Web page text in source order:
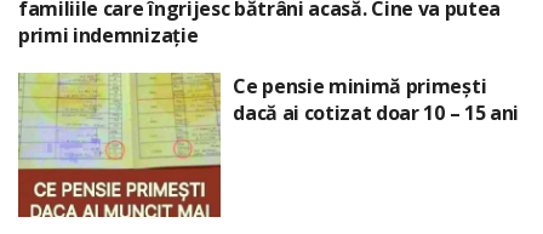
familiile care îngrijesc bătrâni acasă. Cine va putea
primi indemnizație
Ce pensie minimă primești
dacă ai cotizat doar 10 – 15 ani